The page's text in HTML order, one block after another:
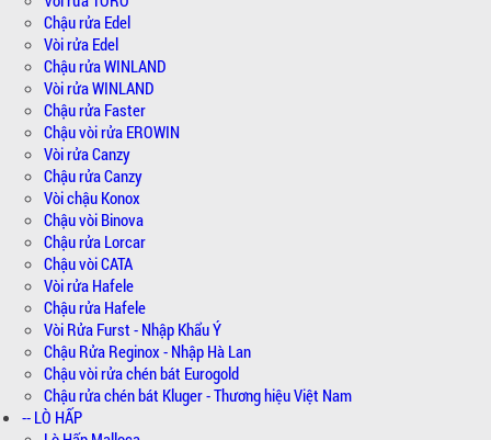
Chậu rửa Edel
Vòi rửa Edel
Chậu rửa WINLAND
Vòi rửa WINLAND
Chậu rửa Faster
Chậu vòi rửa EROWIN
Vòi rửa Canzy
Chậu rửa Canzy
Vòi chậu Konox
Chậu vòi Binova
Chậu rửa Lorcar
Chậu vòi CATA
Vòi rửa Hafele
Chậu rửa Hafele
Vòi Rửa Furst - Nhập Khẩu Ý
Chậu Rửa Reginox - Nhập Hà Lan
Chậu vòi rửa chén bát Eurogold
Chậu rửa chén bát Kluger - Thương hiệu Việt Nam
-- LÒ HẤP